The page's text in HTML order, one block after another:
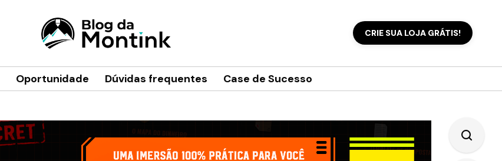
CRIE SUA LOJA GRÁTIS!
Oportunidade Dúvidas frequentes Case de Sucesso